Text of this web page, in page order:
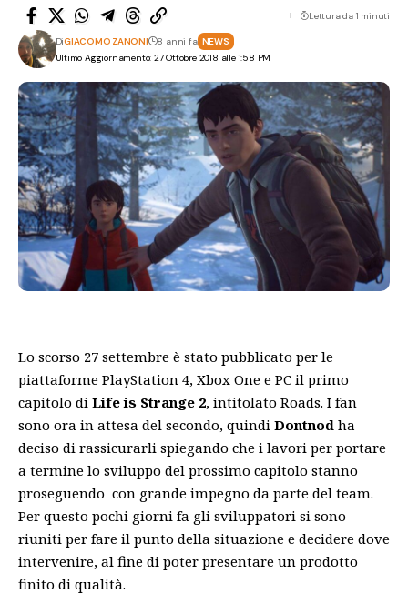
Ultimo Aggiornamento: 27 Ottobre 2018 alle 1:58 PM
DiGIACOMO ZANONI 8 anni fa NEWS
Lettura da 1 minuti
Lo scorso 27 settembre è stato pubblicato per le
piattaforme PlayStation 4, Xbox One e PC il primo
capitolo di Life is Strange 2, intitolato Roads. I fan
sono ora in attesa del secondo, quindi Dontnod ha
deciso di rassicurarli spiegando che i lavori per portare
a termine lo sviluppo del prossimo capitolo stanno
proseguendo con grande impegno da parte del team.
Per questo pochi giorni fa gli sviluppatori si sono
riuniti per fare il punto della situazione e decidere dove
intervenire, al fine di poter presentare un prodotto
finito di qualità.